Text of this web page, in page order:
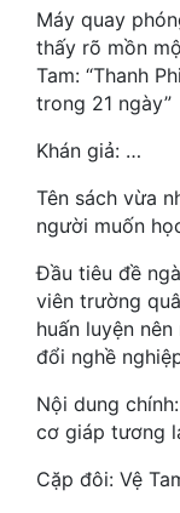
Ngược
Nữ Cường
Nữ Phụ
Phong Thủy - Tâm
Phương Tây
Phản Phái
Quan Trường
Sảng Văn
Máy quay
thấy rõ mồn
Tam: “Thanh
trong 21 ngày”
Khán giả: …
Tên sách vừa
người muốn
Đầu tiêu đề
viên trường
huấn luyện
đổi nghề
Nội dung
cơ giáp tương
Cặp đôi: Vệ